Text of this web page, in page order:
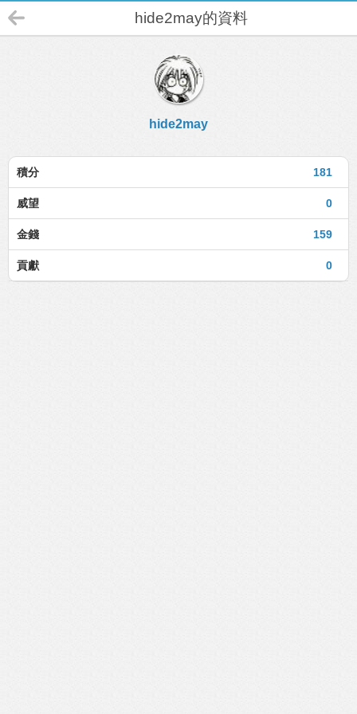
hide2may的資料
hide2may
181
積分
0
威望
159
金錢
0
貢獻